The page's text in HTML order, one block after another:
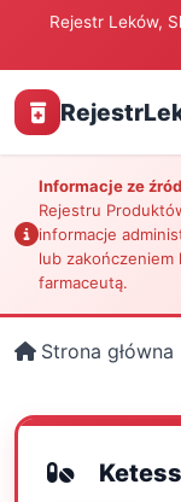
Rejestr Leków,
Informacje ze
Rejestru
informacje
lub
farmaceutą.
Strona główna